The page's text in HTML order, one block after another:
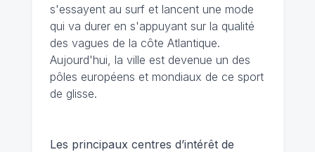
s'essayent au surf et lancent une mode
qui va durer en s'appuyant sur la qualité
des vagues de la côte Atlantique.
Aujourd'hui, la ville est devenue un des
pôles européens et mondiaux de ce sport
de glisse.
Les principaux centres d’intérêt de